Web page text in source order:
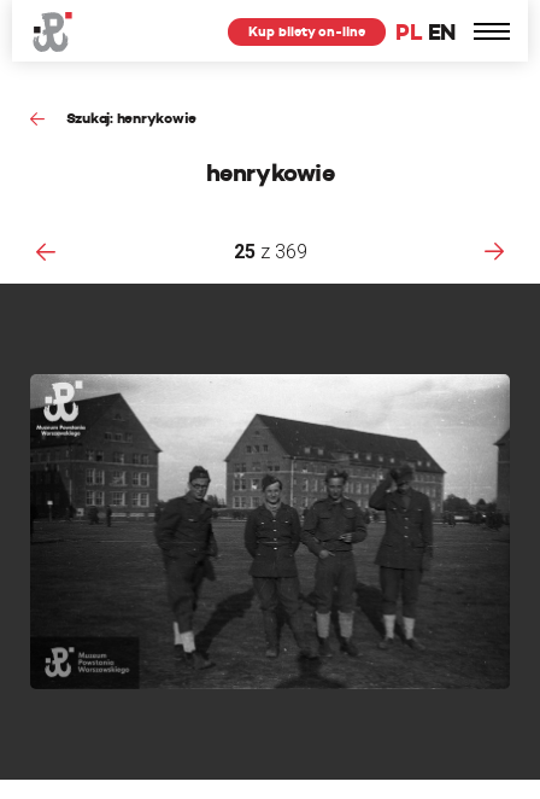
PL EN
Kup bilety on-line
Szukaj: henrykowie
henrykowie
25z 369